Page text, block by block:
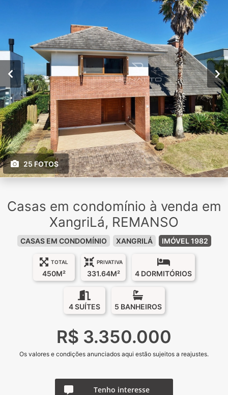
25 FOTOS
Casas em condomínio à venda em
XangriLá, REMANSO
CASAS EM CONDOMÍNIO XANGRILÁ IMÓVEL 1982
TOTAL
450M²
PRIVATIVA
331.64M² 4 DORMITÓRIOS
4 SUÍTES 5 BANHEIROS
R$ 3.350.000
Os valores e condições anunciados aqui estão sujeitos a reajustes.
Tenho interesse